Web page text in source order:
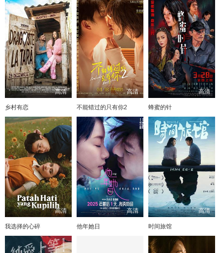
高清
乡村有恋
高清
不能错过的只有你2
高清
蜂蜜的针
高清
我选择的心碎
高清
他年她日
高清
时间旅馆